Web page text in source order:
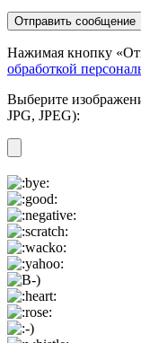
Нажимая кнопку
обработкой
Выберите
JPG, JPEG):